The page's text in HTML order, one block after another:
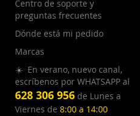
Centro de soporte y
preguntas frecuentes
Dónde está mi pedido
Marcas
☀️ En verano, nuevo canal,
escríbenos por WHATSAPP al
628 306 956 de Lunes a
Viernes de 8:00 a 14:00